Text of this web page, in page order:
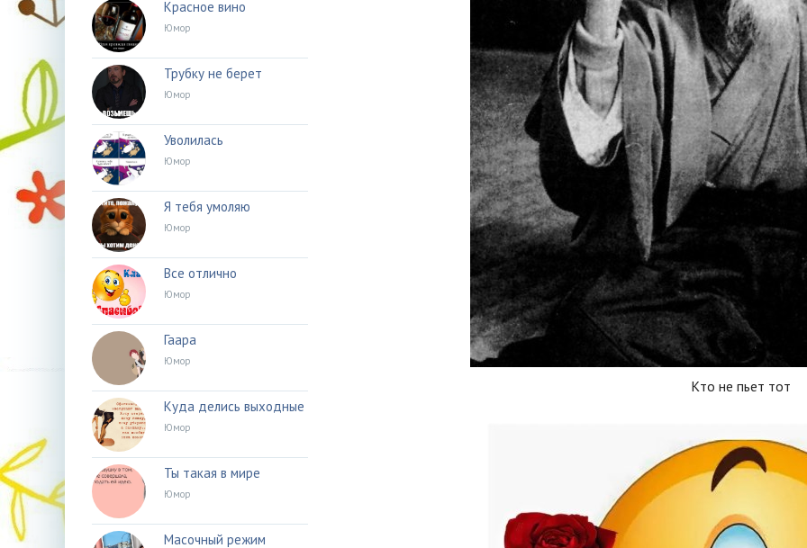
Кто не пьет тот
Красное вино
Юмор
Трубку не берет
Юмор
Уволилась
Юмор
Я тебя умоляю
Юмор
Все отлично
Юмор
Гаара
Юмор
Куда делись выходные
Юмор
Ты такая в мире
Юмор
Масочный режим